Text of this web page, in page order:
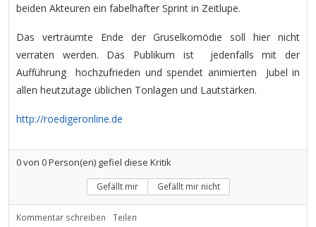
beiden Akteuren ein fabelhafter Sprint in Zeitlupe.
Das verträumte Ende der Gruselkomödie soll hier nicht
verraten werden. Das Publikum ist jedenfalls mit der
Aufführung hochzufrieden und spendet animierten Jubel in
allen heutzutage üblichen Tonlagen und Lautstärken.
http://roedigeronline.de
0von 0Person(en) gefiel diese Kritik
Gefällt mir Gefällt mir nicht
Kommentar schreiben Teilen